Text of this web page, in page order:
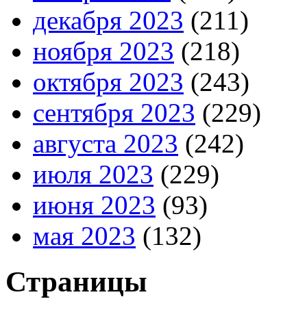
декабря 2023 (211)
ноября 2023 (218)
октября 2023 (243)
сентября 2023 (229)
августа 2023 (242)
июля 2023 (229)
июня 2023 (93)
мая 2023 (132)
Страницы